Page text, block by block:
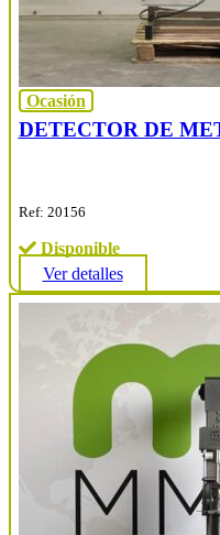
Ocasión
DETECTOR DE
Ref: 20156
Disponible
Ver detalles